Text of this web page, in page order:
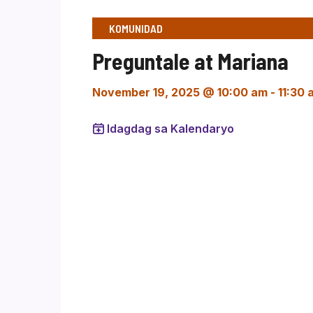
KOMUNIDAD
Preguntale at Mariana
November 19, 2025 @ 10:00 am - 11:30
Idagdag sa Kalendaryo